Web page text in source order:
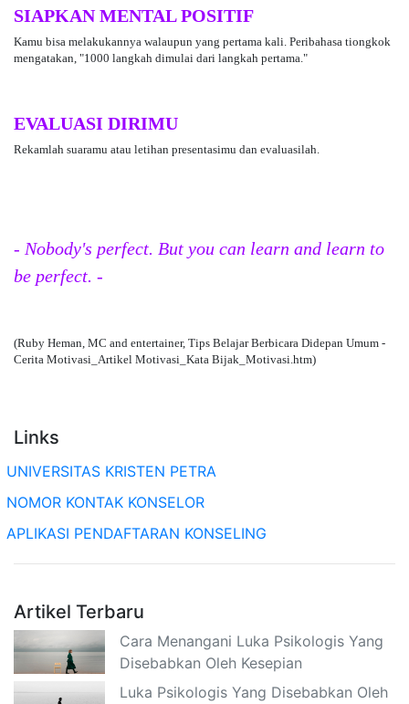
SIAPKAN MENTAL POSITIF
Kamu bisa melakukannya walaupun yang pertama kali. Peribahasa tiongkok
mengatakan, "1000 langkah dimulai dari langkah pertama."
EVALUASI DIRIMU
Rekamlah suaramu atau letihan presentasimu dan evaluasilah.
- Nobody's perfect. But you can learn and learn to
be perfect. -
(Ruby Heman, MC and entertainer, Tips Belajar Berbicara Didepan Umum -
Cerita Motivasi_Artikel Motivasi_Kata Bijak_Motivasi.htm)
Links
UNIVERSITAS KRISTEN PETRA
NOMOR KONTAK KONSELOR
APLIKASI PENDAFTARAN KONSELING
Artikel Terbaru
Cara Menangani Luka Psikologis Yang
Disebabkan Oleh Kesepian
Luka Psikologis Yang Disebabkan Oleh